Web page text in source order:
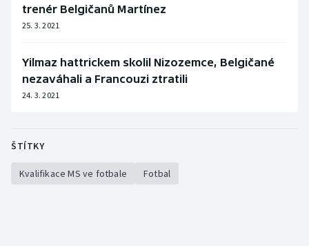
trenér Belgičanů Martínez
25. 3. 2021
Yilmaz hattrickem skolil Nizozemce, Belgičané
nezaváhali a Francouzi ztratili
24. 3. 2021
ŠTÍTKY
Kvalifikace MS ve fotbale Fotbal